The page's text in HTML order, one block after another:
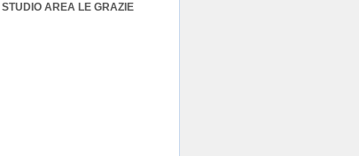
STUDIO AREA LE GRAZIE